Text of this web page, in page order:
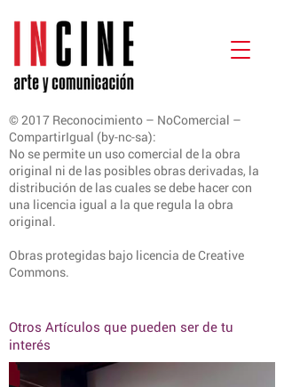
© 2017 Reconocimiento – NoComercial –
CompartirIgual (by-nc-sa):
No se permite un uso comercial de la obra
original ni de las posibles obras derivadas, la
distribución de las cuales se debe hacer con
una licencia igual a la que regula la obra
original.
Obras protegidas bajo licencia de Creative
Commons.
Otros Artículos que pueden ser de tu
interés